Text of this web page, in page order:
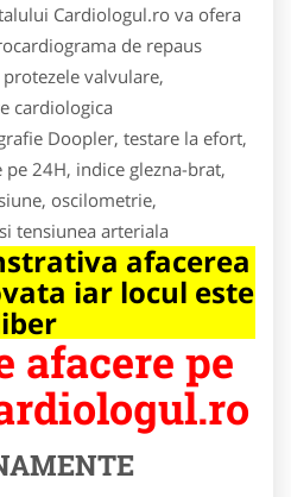
Cardiologul.ro va ofera
de repaus
protezele valvulare,
cardiologica
Doopler, testare la efort,
24H, indice glezna-brat,
oscilometrie,
tensiunea arteriala
afacerea
iar locul este
afacere pe